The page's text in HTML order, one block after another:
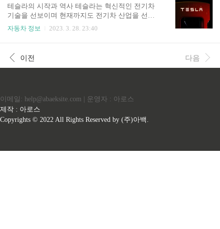
수 있도록 만들고 있다. 전..
2. 모델 X: 모델 X는 테슬라의 대형 SUV모델로써
모델 S와 유사한 성능을 갖추고 있다. 모델 X는 최
대 547km의 주행 거리를 제공하며 0~60 mph까지
약 2.5초 만에 가속할 수 있다. 모델 X는 Falcon Win
능하다. 3. 모델 3: 테슬라의 보급형 모델로써 가장
저렴한 가격대..
테슬라의 시작과 역사 테슬라는 혁신적인 전기차
기술을 선보이며 현재까지도 전기차 산업을 선도
하고 있는 기업이다. 테슬라의 창업자 일론머스크
자인 일론 머스크는 환경 친화적이면서 고효율적
인 전기차 생산을 목표로 테슬라를 창업하였다. 20
고 전기차를 구매할 수 있는 기회를 제공했다. 이후
2012년에는 라인업에서 모델 S를 발표하였다. 이
모델은 대형 세단으로써 전기차 중에서도 가장 높
자동차 정보 2023. 3. 28. 23:40
이전 다음
이메일: help@abaeksite.com | 운영자 : 아로스
제작 : 아로스
Copyrights © 2022 All Rights Reserved by (주)아백.